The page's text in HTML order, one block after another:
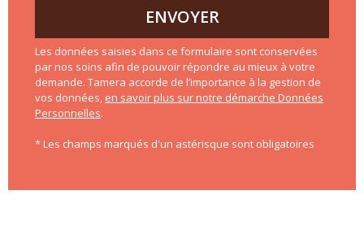
ENVOYER
Les données saisies dans ce formulaire sont conservées
par nos soins afin de pouvoir répondre au mieux à votre
demande. Tamera accorde de l’importance à la gestion de
vos données, en savoir plus sur notre démarche Données
Personnelles.
* Les champs marqués d'un astérisque sont obligatoires